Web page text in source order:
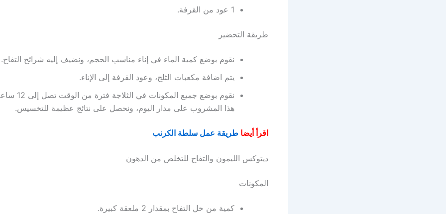
1 عود من القرفة.
طريقة التحضير
نقوم بوضع كمية الماء في إناء مناسب الحجم، ونضيف إليه شرائح التفاح.
يتم اضافة مكعبات الثلج، وعود القرفة إلى الإناء.
نقوم بوضع جميع
هذا المشروب على مدار اليوم، ونحصل على نتائج عظيمة للتخسيس.
اقرأ أيضا طريقة عمل سلطة الكرنب
ديتوكس الليمون والتفاح للتخلص من الدهون
المكونات
كمية من خل التفاح بمقدار 2 ملعقة كبيرة.